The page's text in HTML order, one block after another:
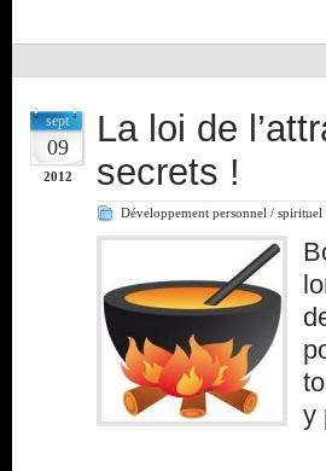
sept
09
2012
La loi de
secrets !
Développement personnel / spirituel
y